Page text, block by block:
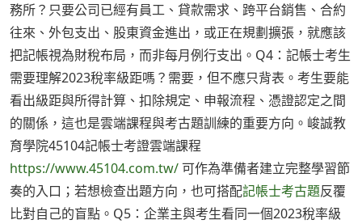
務所？只要公司已經有員工、貸款需求、跨平台銷售、合約
往來、外包支出、股東資金進出，或正在規劃擴張，就應該
把記帳視為財稅布局，而非每月例行支出。Q4：記帳士考生
需要理解2023稅率級距嗎？需要，但不應只背表。考生要能
看出級距與所得計算、扣除規定、申報流程、憑證認定之間
的關係，這也是雲端課程與考古題訓練的重要方向。峻誠教
育學院45104記帳士考證雲端課程
https://www.45104.com.tw/ 可作為準備者建立完整學習節
奏的入口；若想檢查出題方向，也可搭配記帳士考古題反覆
比對自己的盲點。Q5：企業主與考生看同一個2023稅率級